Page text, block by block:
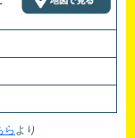
ら より